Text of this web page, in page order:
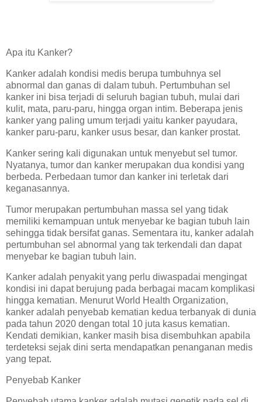
Apa itu Kanker?
Kanker adalah kondisi medis berupa tumbuhnya sel
abnormal dan ganas di dalam tubuh. Pertumbuhan sel
kanker ini bisa terjadi di seluruh bagian tubuh, mulai dari
kulit, mata, paru-paru, hingga organ intim. Beberapa jenis
kanker yang paling umum terjadi yaitu kanker payudara,
kanker paru-paru, kanker usus besar, dan kanker prostat.
Kanker sering kali digunakan untuk menyebut sel tumor.
Nyatanya, tumor dan kanker merupakan dua kondisi yang
berbeda. Perbedaan tumor dan kanker ini terletak dari
keganasannya.
Tumor merupakan pertumbuhan massa sel yang tidak
memiliki kemampuan untuk menyebar ke bagian tubuh lain
sehingga tidak bersifat ganas. Sementara itu, kanker adalah
pertumbuhan sel abnormal yang tak terkendali dan dapat
menyebar ke bagian tubuh lain.
Kanker adalah penyakit yang perlu diwaspadai mengingat
kondisi ini dapat berujung pada berbagai macam komplikasi
hingga kematian. Menurut World Health Organization,
kanker adalah penyebab kematian kedua terbanyak di dunia
pada tahun 2020 dengan total 10 juta kasus kematian.
Kendati demikian, kanker masih bisa disembuhkan apabila
terdeteksi sejak dini serta mendapatkan penanganan medis
yang tepat.
Penyebab Kanker